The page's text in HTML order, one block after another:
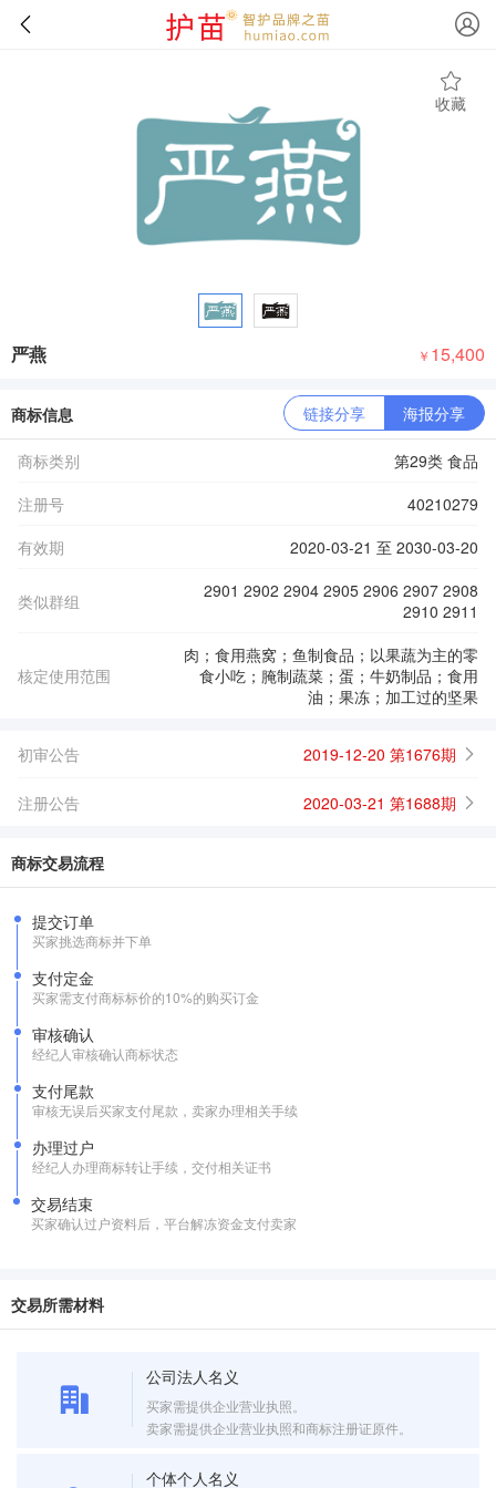
收藏
严燕 ￥ 15,400
商标信息 链接分享 海报分享
商标类别
第29类 食品
注册号
40210279
有效期
2020-03-21 至 2030-03-20
类似群组
2901 2902 2904 2905 2906 2907 2908
2910 2911
核定使用范围
肉；食用燕窝；鱼制食品；以果蔬为主的零
食小吃；腌制蔬菜；蛋；牛奶制品；食用
油；果冻；加工过的坚果
初审公告 2019-12-20 第1676期
注册公告 2020-03-21 第1688期
商标交易流程
提交订单
买家挑选商标并下单
支付定金
买家需支付商标标价的10%的购买订金
审核确认
经纪人审核确认商标状态
支付尾款
审核无误后买家支付尾款，卖家办理相关手续
办理过户
经纪人办理商标转让手续，交付相关证书
交易结束
买家确认过户资料后，平台解冻资金支付卖家
交易所需材料
公司法人名义
买家需提供企业营业执照。
卖家需提供企业营业执照和商标注册证原件。
个体个人名义